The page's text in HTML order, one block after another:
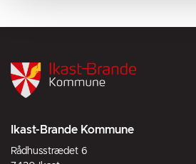
Ikast-Brande Kommune
Rådhusstrædet 6